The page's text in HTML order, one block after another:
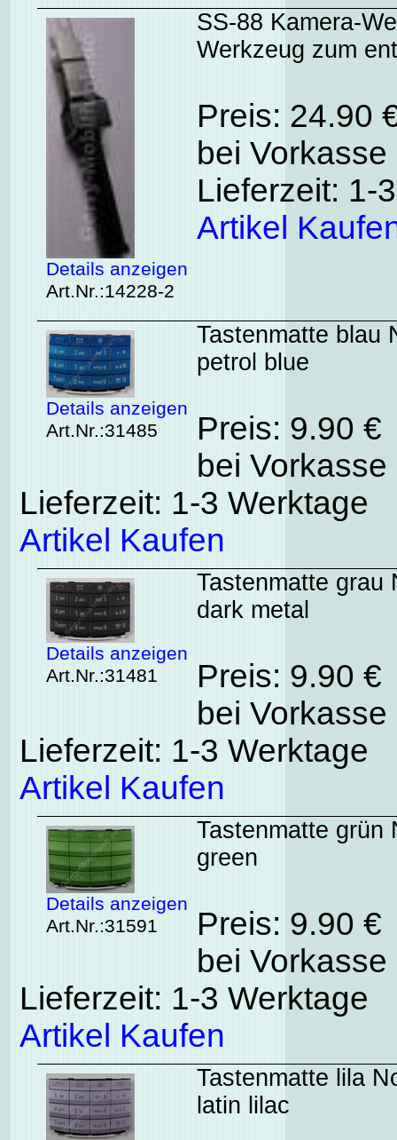
Details anzeigen
Art.Nr.:14228-2
SS-88 Kamera-
Werkzeug zum
Preis: 24.90
bei
Lieferzeit: 1-
Artikel
Details anzeigen
Art.Nr.:31485
Tastenmatte blau
petrol blue
Preis: 9.90
bei
Lieferzeit: 1-3 Werktage
Artikel Kaufen
Details anzeigen
Art.Nr.:31481
Tastenmatte grau
dark metal
Preis: 9.90
bei
Lieferzeit: 1-3 Werktage
Artikel Kaufen
Details anzeigen
Art.Nr.:31591
Tastenmatte grün
green
Preis: 9.90
bei
Lieferzeit: 1-3 Werktage
Artikel Kaufen
Tastenmatte lila
latin lilac